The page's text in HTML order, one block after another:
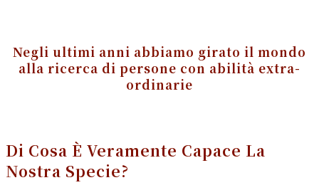
Negli ultimi anni abbiamo girato il mondo
alla ricerca di persone con abilità extra-
ordinarie
Di Cosa È Veramente Capace La
Nostra Specie?